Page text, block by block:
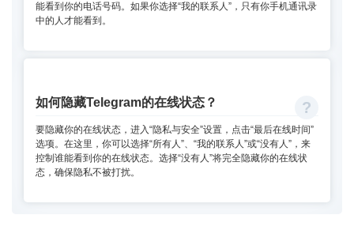
能看到你的电话号码。如果你选择“我的联系人”，只有你手机通讯录
中的人才能看到。
如何隐藏Telegram的在线状态？
要隐藏你的在线状态，进入“隐私与安全”设置，点击“最后在线时间”
选项。在这里，你可以选择“所有人”、“我的联系人”或“没有人”，来
控制谁能看到你的在线状态。选择“没有人”将完全隐藏你的在线状
态，确保隐私不被打扰。